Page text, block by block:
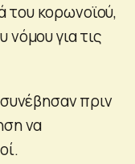
κορωνοϊού,
για τις
πριν
να